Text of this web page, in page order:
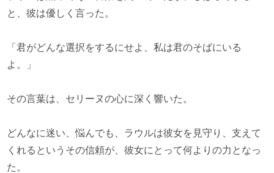
と、彼は優しく言った。
「君がどんな選択をするにせよ、私は君のそばにいる
よ。」
その言葉は、セリーヌの心に深く響いた。
どんなに迷い、悩んでも、ラウルは彼女を見守り、支えて
くれるというその信頼が、彼女にとって何よりの力となっ
た。